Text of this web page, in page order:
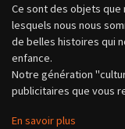
Ce sont des objets que
lesquels nous nous
de belles histoires qui
enfance.
Notre génération
publicitaires que vous
En savoir plus